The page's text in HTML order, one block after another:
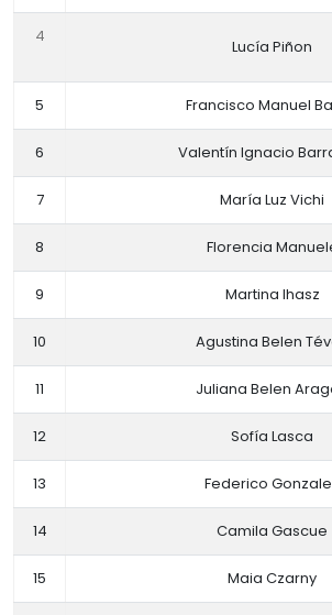
4
Lucía Piñon
5 Francisco Manuel
6 Valentín Ignacio
7 María Luz Vichi
8 Florencia
9 Martina Ihasz
10 Agustina Belen
11 Juliana Belen
12 Sofía Lasca
13 Federico
14 Camila Gascue
15 Maia Czarny